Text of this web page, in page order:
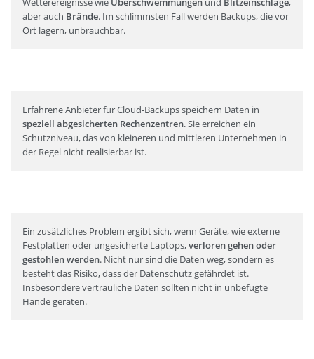
aber auch Brände. Im schlimmsten Fall werden Backups, die vor
Ort lagern, unbrauchbar.
Erfahrene Anbieter für Cloud-Backups speichern Daten in
speziell abgesicherten Rechenzentren. Sie erreichen ein
Schutzniveau, das von kleineren und mittleren Unternehmen in
der Regel nicht realisierbar ist.
Ein zusätzliches Problem ergibt sich, wenn Geräte, wie externe
Festplatten oder ungesicherte Laptops,verloren gehen oder
gestohlen werden. Nicht nur sind die Daten weg, sondern es
besteht das Risiko, dass der Datenschutz gefährdet ist.
Insbesondere vertrauliche Daten sollten nicht in unbefugte
Hände geraten.